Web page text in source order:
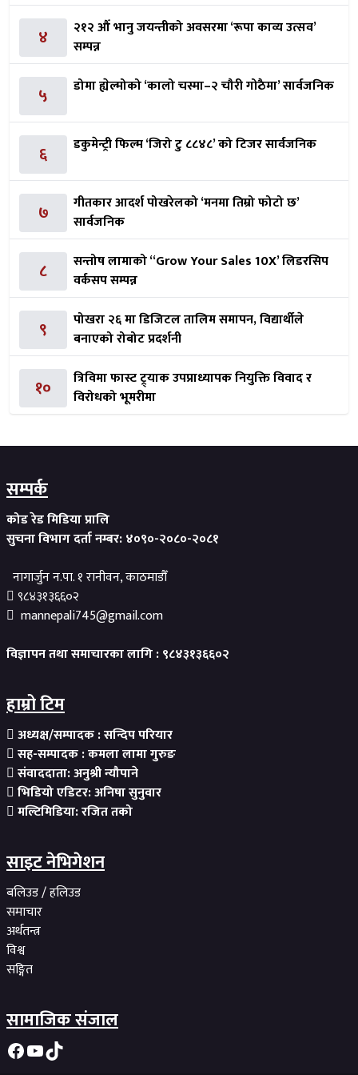
४
२१२ औँ भानु जयन्तीको अवसरमा ‘रूपा काव्य उत्सव’
सम्पन्न
५ डोमा ह्येल्मोको ‘कालो चस्मा–२ चौरी गोठैमा’ सार्वजनिक
६ डकुमेन्ट्री फिल्म ‘जिरो टु ८८४८’ को टिजर सार्वजनिक
७
गीतकार आदर्श पोखरेलको ‘मनमा तिम्रो फोटो छ’
सार्वजनिक
८
सन्तोष लामाको ‘‘Grow Your Sales 10X’ लिडरसिप
वर्कसप सम्पन्न
९
पोखरा २६ मा डिजिटल तालिम समापन, विद्यार्थीले
बनाएको रोबोट प्रदर्शनी
१०
त्रिविमा फास्ट ट्र्याक उपप्राध्यापक नियुक्ति विवाद र
विरोधको भूमरीमा
सम्पर्क
कोड रेड मिडिया प्रालि
सुचना विभाग दर्ता नम्बर: ४०९०-२०८०-२०८१
नागार्जुन न.पा. १ रानीवन, काठमाडौँ
९८४३१३६६०२
mannepali745@gmail.com
विज्ञापन तथा समाचारका लागि : ९८४३१३६६०२
हाम्रो टिम
अध्यक्ष/सम्पादक : सन्दिप परियार
सह-सम्पादक : कमला लामा गुरुङ
संवाददाता: अनुश्री न्यौपाने
भिडियो एडिटर: अनिषा सुनुवार
मल्टिमिडिया: रजित तको
साइट नेभिगेशन
बलिउड / हलिउड
समाचार
अर्थतन्त्र
विश्व
सङ्गित
सामाजिक संजाल
Facebook
YouTube
TikTok